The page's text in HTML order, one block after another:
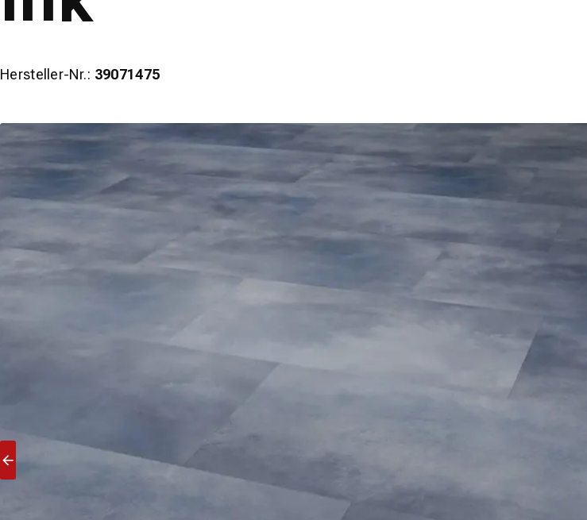
Hersteller-Nr.: 39071475